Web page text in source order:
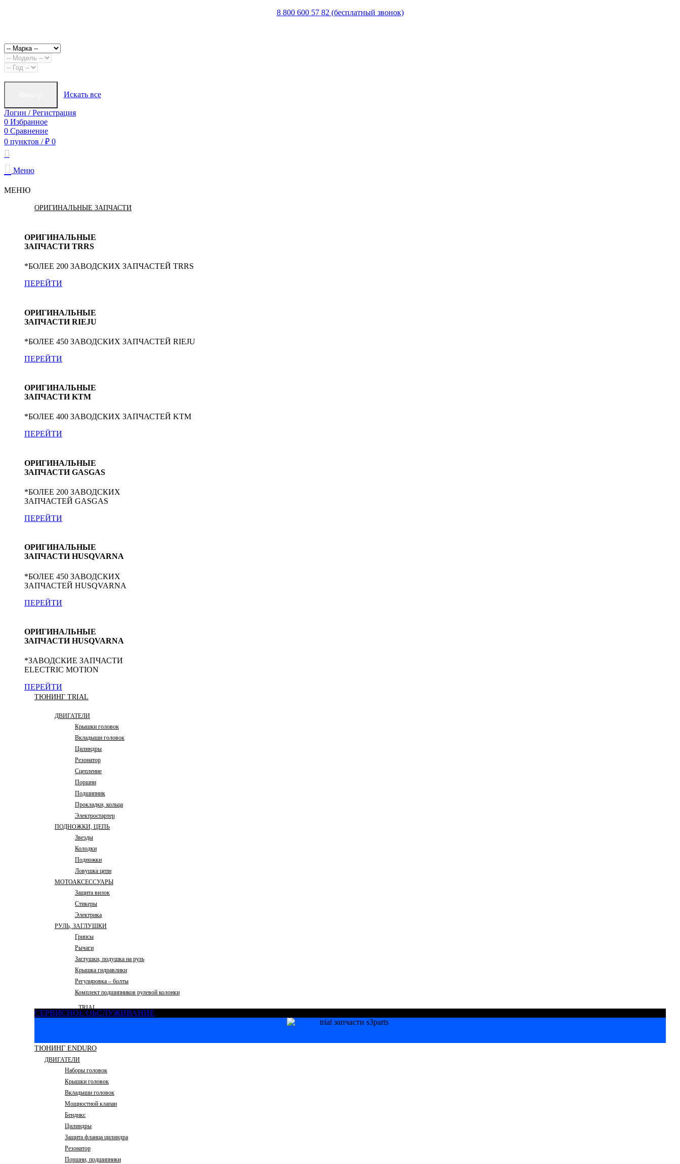
8 800 600 57 82 (бесплатный звонок)
Искать все
Логин / Регистрация
0 Избранное
0 Сравнение
0 пунктов / ₽ 0
Меню
МЕНЮ
ОРИГИНАЛЬНЫЕ ЗАПЧАСТИ
ОРИГИНАЛЬНЫЕ
ЗАПЧАСТИ TRRS
*БОЛЕЕ 200 ЗАВОДСКИХ ЗАПЧАСТЕЙ TRRS
ПЕРЕЙТИ
ОРИГИНАЛЬНЫЕ
ЗАПЧАСТИ RIEJU
*БОЛЕЕ 450 ЗАВОДСКИХ ЗАПЧАСТЕЙ RIEJU
ПЕРЕЙТИ
ОРИГИНАЛЬНЫЕ
ЗАПЧАСТИ KTM
*БОЛЕЕ 400 ЗАВОДСКИХ ЗАПЧАСТЕЙ KTM
ПЕРЕЙТИ
ОРИГИНАЛЬНЫЕ
ЗАПЧАСТИ GASGAS
*БОЛЕЕ 200 ЗАВОДСКИХ
ЗАПЧАСТЕЙ GASGAS
ПЕРЕЙТИ
ОРИГИНАЛЬНЫЕ
ЗАПЧАСТИ HUSQVARNA
*БОЛЕЕ 450 ЗАВОДСКИХ
ЗАПЧАСТЕЙ HUSQVARNA
ПЕРЕЙТИ
ОРИГИНАЛЬНЫЕ
ЗАПЧАСТИ HUSQVARNA
*ЗАВОДСКИЕ ЗАПЧАСТИ
ELECTRIC MOTION
ПЕРЕЙТИ
ТЮНИНГ TRIAL
ДВИГАТЕЛИ
Крышки головок
Вкладыши головок
Цилиндры
Резонатор
Сцепление
Поршни
Подшипник
Прокладки, кольца
Электростартер
ПОДНОЖКИ, ЦЕПЬ
Звезды
Колодки
Подножки
Ловушка цепи
МОТОАКСЕССУАРЫ
Защита вилок
Стикеры
Электрика
РУЛЬ, ЗАГЛУШКИ
Грипсы
Рычаги
Заглушки, подушка на руль
Крышка гидравлики
Регулировка – болты
Комплект подшипников рулевой колонки
TRIAL
СЕРВИСНОЕ ОБСЛУЖИВАНИЕ
ТЮНИНГ ENDURO
ДВИГАТЕЛИ
Наборы головок
Крышки головок
Вкладыши головок
Мощностной клапан
Бендикс
Цилиндры
Защита фланца цилиндра
Резонатор
Поршни, подшипники